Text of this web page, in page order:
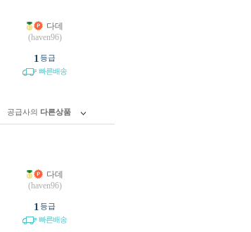
다데
(haven96)
1 등급
빠른배송
공급사의 다른상품
다데
(haven96)
1 등급
빠른배송